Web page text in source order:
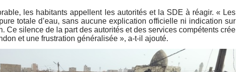
les habitants appellent les autorités et la SDE à réagir. « Les
totale d’eau, sans aucune explication officielle ni indication sur
Ce silence de la part des autorités et des services compétents crée
et une frustration généralisée », a-t-il ajouté.